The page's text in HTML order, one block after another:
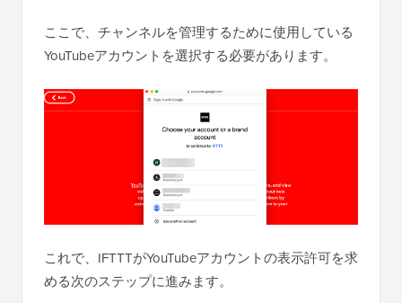
ここで、チャンネルを管理するために使用している
YouTubeアカウントを選択する必要があります。
これで、IFTTTがYouTubeアカウントの表示許可を求
める次のステップに進みます。